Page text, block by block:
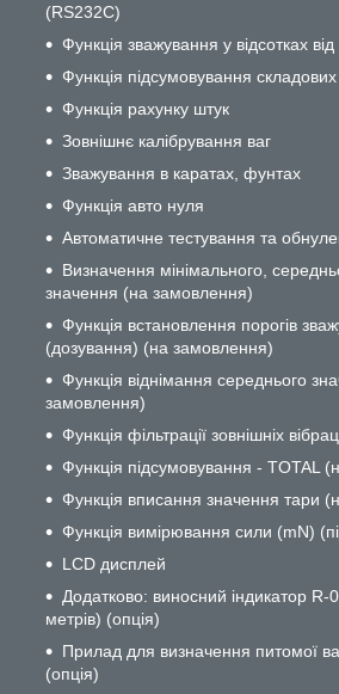
(RS232C)
Функція зважування у відсотках
Функція підсумовування
Функція рахунку штук
Зовнішнє калібрування ваг
Зважування в каратах, фунтах
Функція авто нуля
Автоматичне тестування та
Визначення мінімального,
значення (на замовлення)
Функція встановлення порогів
(дозування) (на замовлення)
Функція віднімання середнього
замовлення)
Функція фільтрації зовнішніх
Функція підсумовування - TOTAL
Функція вписання значення тари
Функція вимірювання сили (mN)
LCD дисплей
Додатково: виносний індикатор R-
метрів) (опція)
Прилад для визначення питомої
(опція)